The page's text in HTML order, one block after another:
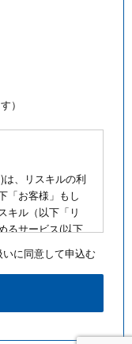
）
、リスキルの利
「お客様」もし
キル（以下「リ
るサービス(以下
、お客様に遵守
な事由がある場
に同意して申込む